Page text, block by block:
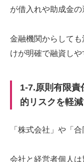
が借入れや助成金の
金融機関からして
けが明確で融資しや
1-7.原則有限責
的リスクを軽
「株式会社」や「
会社と経営者個人